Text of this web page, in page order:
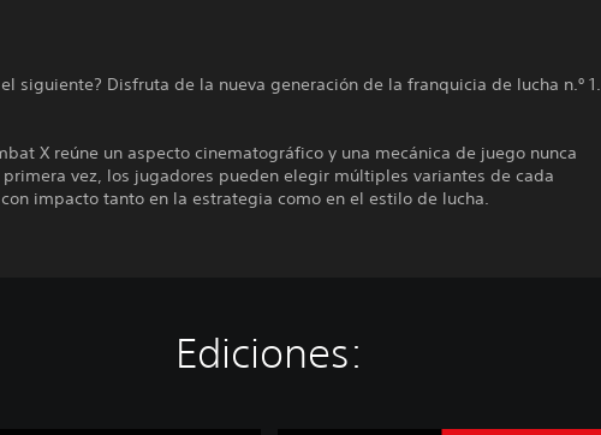
siguiente? Disfruta de la nueva generación de la franquicia de lucha n.º 1.
X reúne un aspecto cinematográfico y una mecánica de juego nunca
primera vez, los jugadores pueden elegir múltiples variantes de cada
impacto tanto en la estrategia como en el estilo de lucha.
Ediciones: